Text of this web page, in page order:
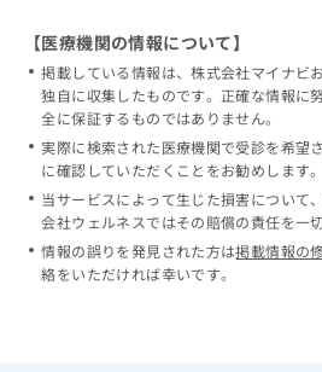
【医療機関の情報について】
掲載している情報は、株式会社マイナビ
独自に収集したものです。正確な情報に
全に保証するものではありません。
実際に検索された医療機関で受診を希望
に確認していただくことをお勧めします。
当サービスによって生じた損害について
会社ウェルネスではその賠償の責任を一
情報の誤りを発見された方は掲載情報の
絡をいただければ幸いです。